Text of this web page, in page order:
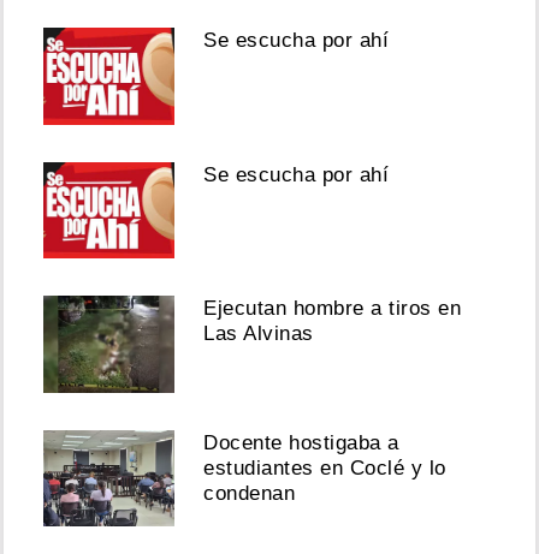
Se escucha por ahí
Se escucha por ahí
Ejecutan hombre a tiros en
Las Alvinas
Docente hostigaba a
estudiantes en Coclé y lo
condenan